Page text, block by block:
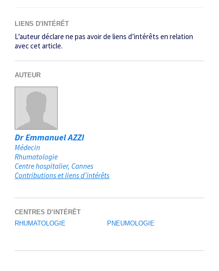
LIENS D'INTÉRÊT
L’auteur déclare ne pas avoir de liens d’intérêts en relation
avec cet article.
AUTEUR
Dr Emmanuel AZZI
Médecin
Rhumatologie
Centre hospitalier Cannes
Contributions et liens d’intérêts
CENTRES D’INTÉRÊT
RHUMATOLOGIE
PNEUMOLOGIE